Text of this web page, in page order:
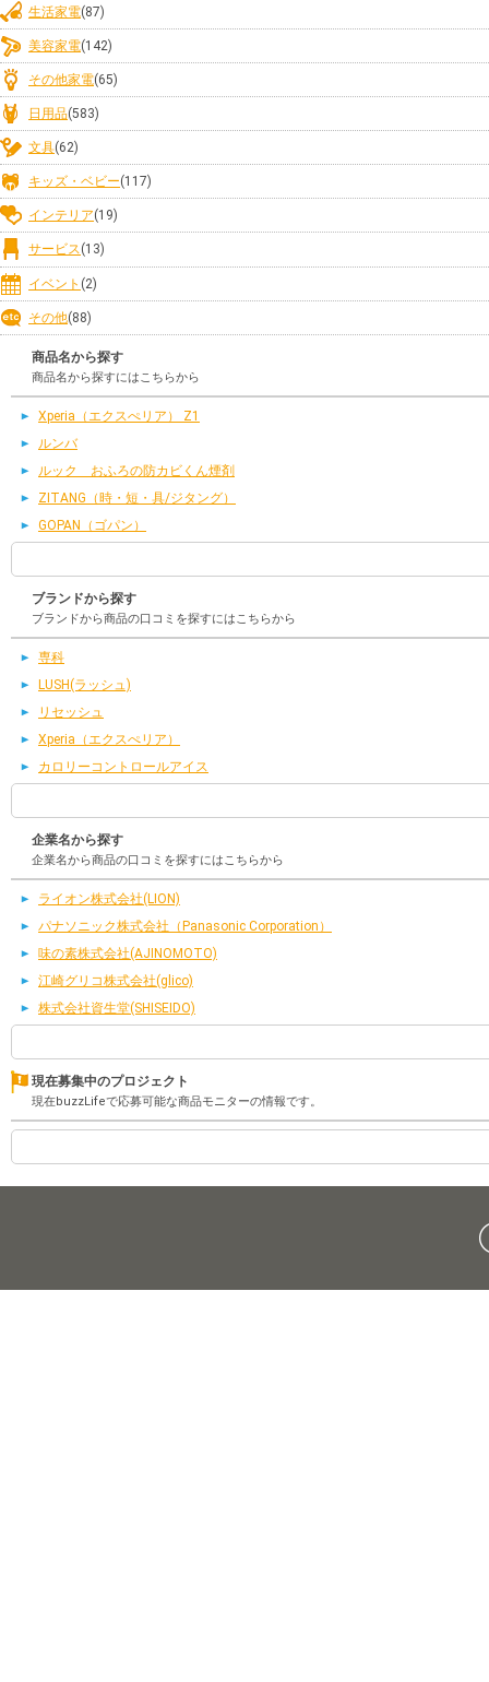
生活家電(87)
美容家電(142)
その他家電(65)
日用品(583)
文具(62)
キッズ・ベビー(117)
インテリア(19)
サービス(13)
イベント (2)
その他(88)
商品名から探す
商品名から探すにはこちらから
Xperia（エクスぺリア） Z1
ルンバ
ルック おふろの防カビくん煙剤
ZITANG（時・短・具/ジタング）
GOPAN（ゴパン）
ブランドから探す
ブランドから商品の口コミを探すにはこちらから
専科
LUSH(ラッシュ)
リセッシュ
Xperia（エクスぺリア）
カロリーコントロールアイス
企業名から探す
企業名から商品の口コミを探すにはこちらから
ライオン株式会社(LION)
パナソニック株式会社（Panasonic Corporation）
味の素株式会社(AJINOMOTO)
江崎グリコ株式会社(glico)
株式会社資生堂(SHISEIDO)
現在募集中のプロジェクト
現在buzzLifeで応募可能な商品モニターの情報です。